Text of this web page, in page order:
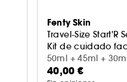
Fenty Skin
Travel-Size Start'R
Kit de cuidado
50ml + 45ml +
40,00 €